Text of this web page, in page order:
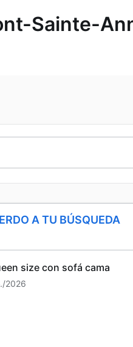
Sainte-
A TU BÚSQUEDA
size con sofá cama
2026